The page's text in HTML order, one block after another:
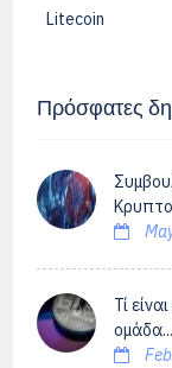
Litecoin
Πρόσφατες
Τί
ομάδα...